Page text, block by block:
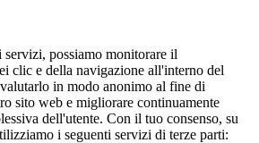
servizi, possiamo monitorare il
clic e della navigazione all'interno del
in modo anonimo al fine di
sito web e migliorare continuamente
dell'utente. Con il tuo consenso, su
i seguenti servizi di terze parti: